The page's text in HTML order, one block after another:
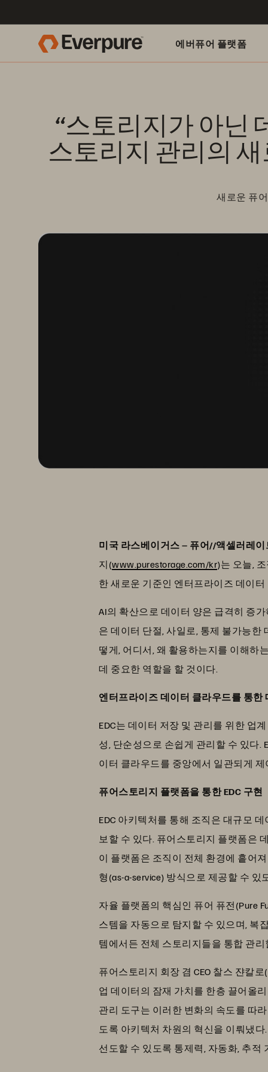
에버퓨어 플랫폼
스토리지 관리의
새로운 퓨
미국 라스베이거스 – 퓨어//액셀러레
지(www.purestorage.com/kr)는 오늘,
한 새로운 기준인 엔터프라이즈 데이터
AI의 확산으로 데이터 양은 급격히 증
은 데이터 단절, 사일로, 통제 불가능한
떻게, 어디서, 왜 활용하는지를 이해하
데 중요한 역할을 할 것이다.
엔터프라이즈 데이터 클라우드를 통한
EDC는 데이터 저장 및 관리를 위한 업
성, 단순성으로 손쉽게 관리할 수 있다.
이터 클라우드를 중앙에서 일관되게
퓨어스토리지 플랫폼을 통한 EDC 구현
EDC 아키텍처를 통해 조직은 대규모
보할 수 있다. 퓨어스토리지 플랫폼은
이 플랫폼은 조직이 전체 환경에 흩어
형(as-a-service) 방식으로 제공할 수 있
자율 플랫폼의 핵심인 퓨어 퓨전(Pure
스템을 자동으로 탐지할 수 있으며, 복
템에서든 전체 스토리지들을 통합 관리
퓨어스토리지 회장 겸 CEO 찰스 쟌칼
업 데이터의 잠재 가치를 한층 끌어올
관리 도구는 이러한 변화의 속도를 따
도록 아키텍처 차원의 혁신을 이뤄냈
선도할 수 있도록 통제력, 자동화, 추적